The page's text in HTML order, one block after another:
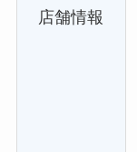
店舗情報